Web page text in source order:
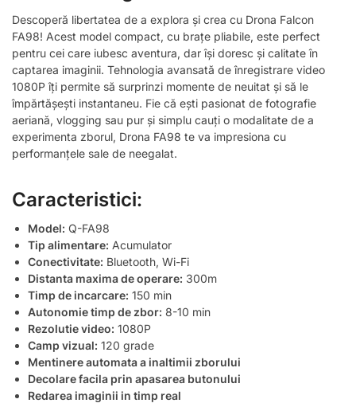
Descoperă libertatea de a explora și crea cu Drona Falcon
FA98! Acest model compact, cu brațe pliabile, este perfect
pentru cei care iubesc aventura, dar își doresc și calitate în
captarea imaginii. Tehnologia avansată de înregistrare video
1080P îți permite să surprinzi momente de neuitat și să le
împărtășești instantaneu. Fie că ești pasionat de fotografie
aeriană, vlogging sau pur și simplu cauți o modalitate de a
experimenta zborul, Drona FA98 te va impresiona cu
performanțele sale de neegalat.
Caracteristici:
Model: Q-FA98
Tip alimentare: Acumulator
Conectivitate: Bluetooth, Wi-Fi
Distanta maxima de operare: 300m
Timp de incarcare: 150 min
Autonomie timp de zbor: 8-10 min
Rezolutie video: 1080P
Camp vizual: 120 grade
Mentinere automata a inaltimii zborului
Decolare facila prin apasarea butonului
Redarea imaginii in timp real